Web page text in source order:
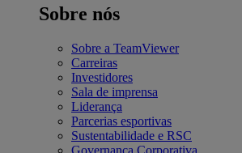
Sobre nós
Sobre a TeamViewer
Carreiras
Investidores
Sala de imprensa
Liderança
Parcerias esportivas
Sustentabilidade e RSC
Governança Corporativa